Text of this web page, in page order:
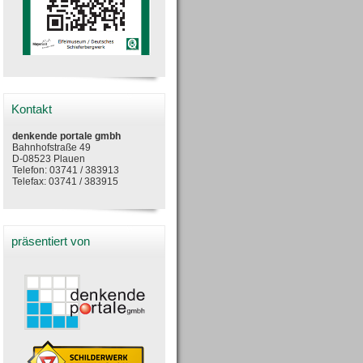
Kontakt
denkende portale gmbh
Bahnhofstraße 49
D-08523 Plauen
Telefon: 03741 / 383913
Telefax: 03741 / 383915
präsentiert von